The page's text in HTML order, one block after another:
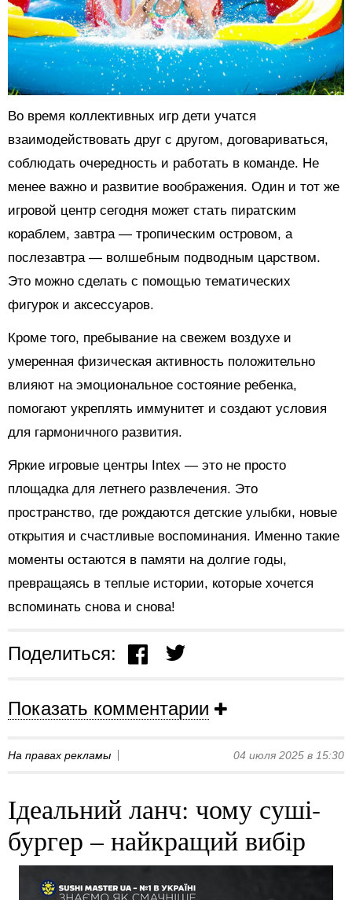
Во время коллективных игр дети учатся
взаимодействовать друг с другом, договариваться,
соблюдать очередность и работать в команде. Не
менее важно и развитие воображения. Один и тот же
игровой центр сегодня может стать пиратским
кораблем, завтра — тропическим островом, а
послезавтра — волшебным подводным царством.
Это можно сделать с помощью тематических
фигурок и аксессуаров.
Кроме того, пребывание на свежем воздухе и
умеренная физическая активность положительно
влияют на эмоциональное состояние ребенка,
помогают укреплять иммунитет и создают условия
для гармоничного развития.
Яркие игровые центры Intex — это не просто
площадка для летнего развлечения. Это
пространство, где рождаются детские улыбки, новые
открытия и счастливые воспоминания. Именно такие
моменты остаются в памяти на долгие годы,
превращаясь в теплые истории, которые хочется
вспоминать снова и снова!
Поделиться:
Показать комментарии
На правах рекламы 04 июля 2025 в 15:30
Ідеальний ланч: чому суші-
бургер – найкращий вибір